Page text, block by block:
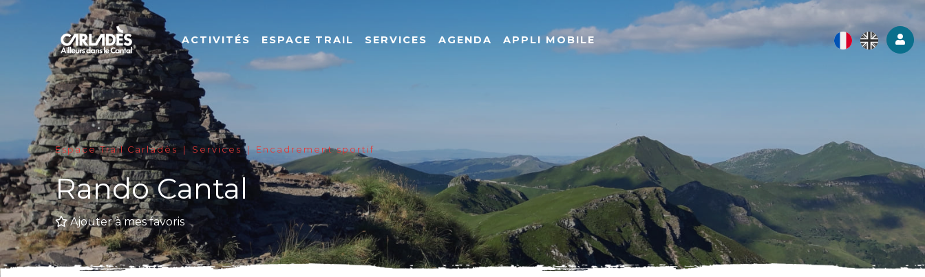
ACTIVITÉS ESPACE TRAIL SERVICES AGENDA APPLI MOBILE
Espace Trail Carladès Services Encadrement sportif
Rando Cantal
Ajouter à mes favoris